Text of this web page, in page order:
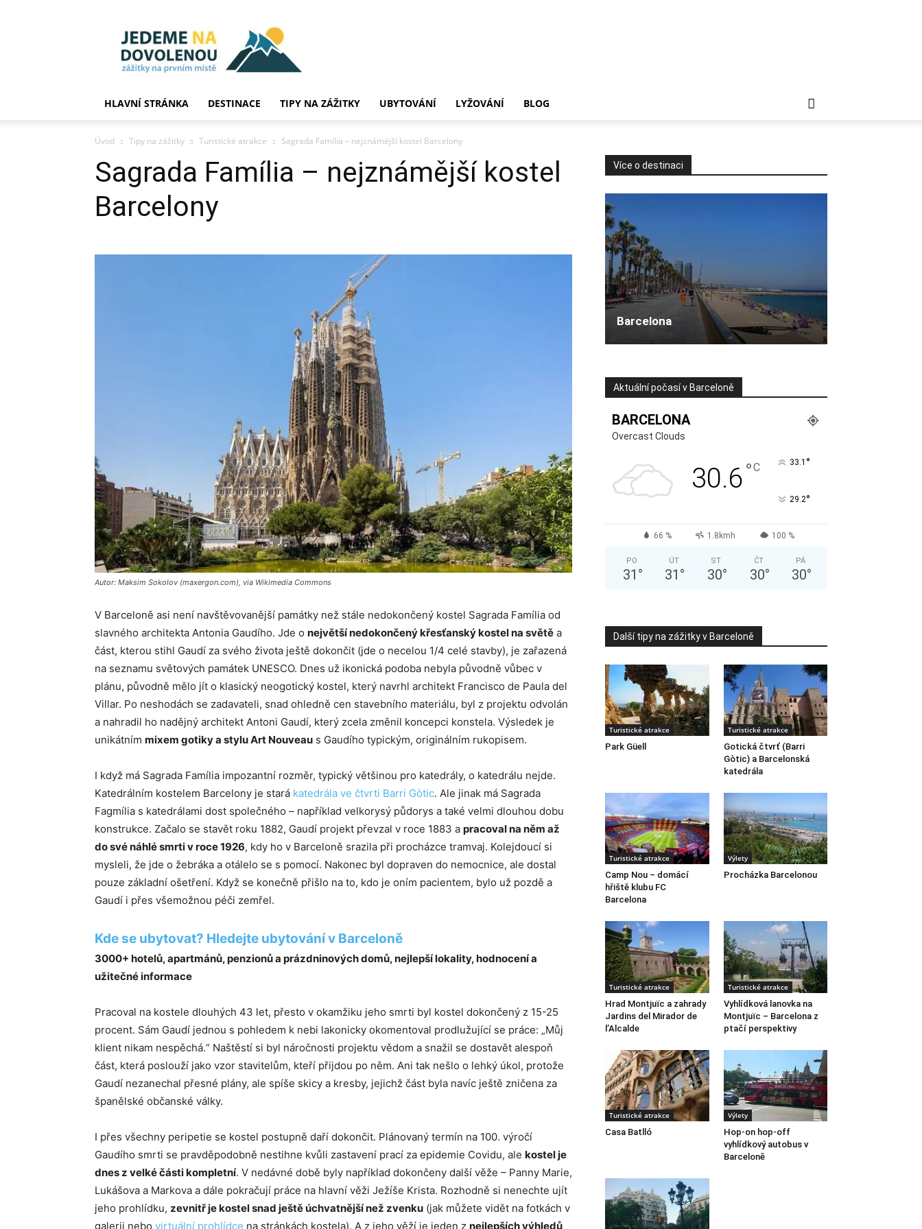
JedemeNaDovolenou.cz
HLAVNÍ STRÁNKA DESTINACE TIPY NA ZÁŽITKY UBYTOVÁNÍ LYŽOVÁNÍ BLOG
Úvod Tipy na zážitky Turistické atrakce Sagrada Família – nejznámější kostel Barcelony
Sagrada Família – nejznámější kostel
Barcelony
Autor: Maksim Sokolov (maxergon.com), via Wikimedia Commons
V Barceloně asi není navštěvovanější památky než stále nedokončený kostel Sagrada Família od
slavného architekta Antonia Gaudího. Jde o největší nedokončený křesťanský kostel na světě a
část, kterou stihl Gaudí za svého života ještě dokončit (jde o necelou 1/4 celé stavby), je zařazená
na seznamu světových památek UNESCO. Dnes už ikonická podoba nebyla původně vůbec v
plánu, původně mělo jít o klasický neogotický kostel, který navrhl architekt Francisco de Paula del
Villar. Po neshodách se zadavateli, snad ohledně cen stavebního materiálu, byl z projektu odvolán
a nahradil ho nadějný architekt Antoni Gaudí, který zcela změnil koncepci konstela. Výsledek je
unikátním mixem gotiky a stylu Art Nouveau s Gaudího typickým, originálním rukopisem.
I když má Sagrada Família impozantní rozměr, typický většinou pro katedrály, o katedrálu nejde.
Katedrálním kostelem Barcelony je stará katedrála ve čtvrti Barri Gòtic. Ale jinak má Sagrada
Fagmília s katedrálami dost společného – například velkorysý půdorys a také velmi dlouhou dobu
konstrukce. Začalo se stavět roku 1882, Gaudí projekt převzal v roce 1883 a pracoval na něm až
do své náhlé smrti v roce 1926, kdy ho v Barceloně srazila při procházce tramvaj. Kolejdoucí si
mysleli, že jde o žebráka a otálelo se s pomocí. Nakonec byl dopraven do nemocnice, ale dostal
pouze základní ošetření. Když se konečně přišlo na to, kdo je oním pacientem, bylo už pozdě a
Gaudí i přes všemožnou péči zemřel.
Kde se ubytovat? Hledejte ubytování v Barceloně
3000+ hotelů, apartmánů, penzionů a prázdninových domů, nejlepší lokality, hodnocení a
užitečné informace
Pracoval na kostele dlouhých 43 let, přesto v okamžiku jeho smrti byl kostel dokončený z 15-25
procent. Sám Gaudí jednou s pohledem k nebi lakonicky okomentoval prodlužující se práce: „Můj
klient nikam nespěchá.“ Naštěstí si byl náročnosti projektu vědom a snažil se dostavět alespoň
část, která poslouží jako vzor stavitelům, kteří přijdou po něm. Ani tak nešlo o lehký úkol, protože
Gaudí nezanechal přesné plány, ale spíše skicy a kresby, jejichž část byla navíc ještě zničena za
španělské občanské války.
I přes všechny peripetie se kostel postupně daří dokončit. Plánovaný termín na 100. výročí
Gaudího smrti se pravděpodobně nestihne kvůli zastavení prací za epidemie Covidu, ale kostel je
dnes z velké části kompletní. V nedávné době byly například dokončeny další věže – Panny Marie,
Lukášova a Markova a dále pokračují práce na hlavní věži Ježíše Krista. Rozhodně si nenechte ujít
jeho prohlídku, zevnitř je kostel snad ještě úchvatnější než zvenku (jak můžete vidět na fotkách v
galerii nebo virtuální prohlídce na stránkách kostela). A z jeho věží je jeden z nejlepších výhledů
Více o destinaci
Barcelona
Aktuální počasí v Barceloně
BARCELONA
Overcast Clouds
30.6°C 33.1 °
29.2°
66 % 1.8kmh 100 %
PO
31 °
ÚT
31 °
ST
30°
ČT
30°
PÁ
30°
Další tipy na zážitky v Barceloně
Turistické atrakce
Park Güell
Turistické atrakce
Gotická čtvrť (Barri
Gòtic) a Barcelonská
katedrála
Turistické atrakce
Camp Nou – domácí
hřiště klubu FC
Barcelona
Výlety
Procházka Barcelonou
Turistické atrakce
Hrad Montjuïc a zahrady
Jardins del Mirador de
l’Alcalde
Turistické atrakce
Vyhlídková lanovka na
Montjuïc – Barcelona z
ptačí perspektivy
Turistické atrakce
Casa Batlló
Výlety
Hop-on hop-off
vyhlídkový autobus v
Barceloně